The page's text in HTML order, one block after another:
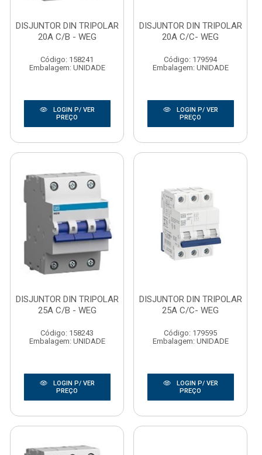
DISJUNTOR DIN TRIPOLAR
20A C/B - WEG
Código: 158241
Embalagem: UNIDADE
LOGIN P/ VER
PREÇO
DISJUNTOR DIN TRIPOLAR
20A C/C- WEG
Código: 179594
Embalagem: UNIDADE
LOGIN P/ VER
PREÇO
DISJUNTOR DIN TRIPOLAR
25A C/B - WEG
Código: 158243
Embalagem: UNIDADE
LOGIN P/ VER
PREÇO
DISJUNTOR DIN TRIPOLAR
25A C/C- WEG
Código: 179595
Embalagem: UNIDADE
LOGIN P/ VER
PREÇO